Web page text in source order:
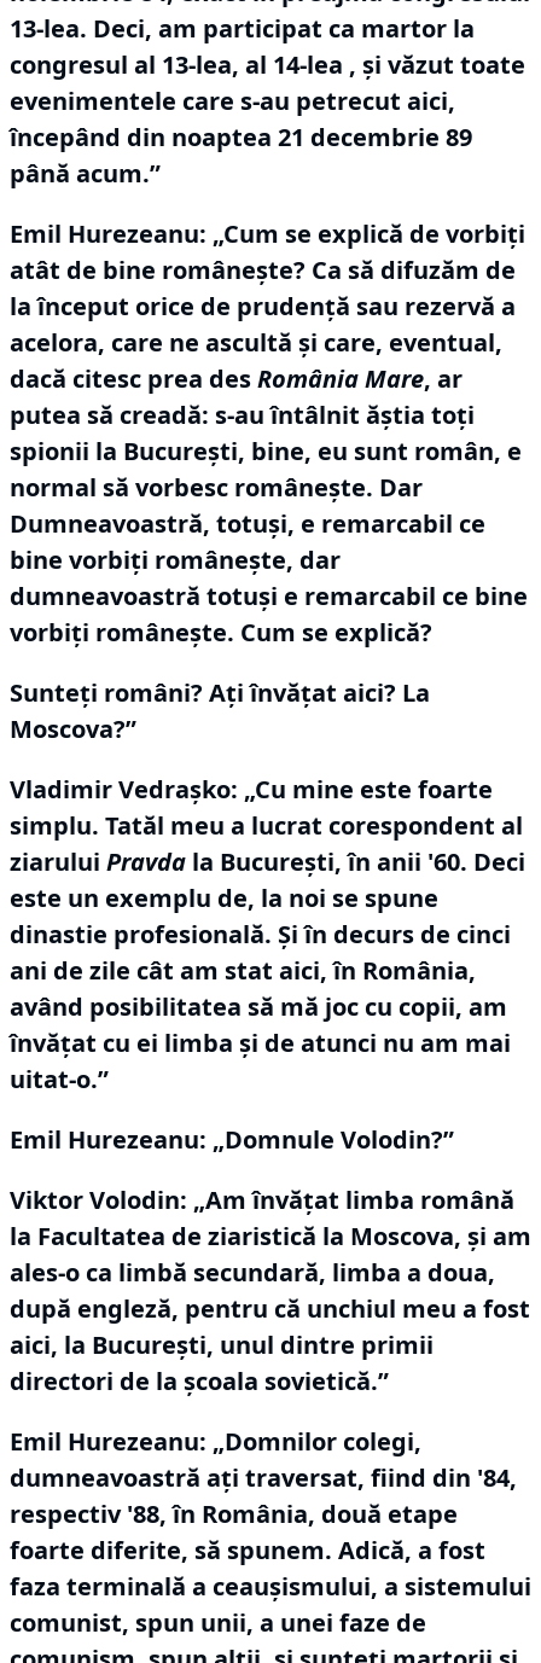
13-lea. Deci, am participat ca martor la
congresul al 13-lea, al 14-lea , și văzut toate
evenimentele care s-au petrecut aici,
începând din noaptea 21 decembrie 89
până acum.”
Emil Hurezeanu: „Cum se explică de vorbiţi
atât de bine româneşte? Ca să difuzăm de
la început orice de prudenţă sau rezervă a
acelora, care ne ascultă şi care, eventual,
dacă citesc prea desRomânia Mare, ar
putea să creadă: s-au întâlnit ăştia toţi
spionii la Bucureşti, bine, eu sunt român, e
normal să vorbesc româneşte. Dar
Dumneavoastră, totuşi, e remarcabil ce
bine vorbiţi româneşte, dar
dumneavoastră totuși e remarcabil ce bine
vorbiți românește. Cum se explică?
Sunteţi români? Aţi învăţat aici? La
Moscova?”
Vladimir Vedraşko: „Cu mine este foarte
simplu. Tatăl meu a lucrat corespondent al
ziarului Pravda la Bucureşti, în anii '60. Deci
este un exemplu de, la noi se spune
dinastie profesională. Şi în decurs de cinci
ani de zile cât am stat aici, în România,
având posibilitatea să mă joc cu copii, am
învăţat cu ei limba şi de atunci nu am mai
uitat-o.”
Emil Hurezeanu: „Domnule Volodin?”
Viktor Volodin: „Am învăţat limba română
la Facultatea de ziaristică la Moscova, și am
ales-o ca limbă secundară, limba a doua,
după engleză, pentru că unchiul meu a fost
aici, la Bucureşti, unul dintre primii
directori de la şcoala sovietică.”
Emil Hurezeanu: „Domnilor colegi,
dumneavoastră aţi traversat, fiind din '84,
respectiv '88, în România, două etape
foarte diferite, să spunem. Adică, a fost
faza terminală a ceauşismului, a sistemului
comunist, spun unii, a unei faze de